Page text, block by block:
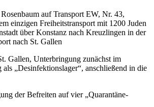
auf Transport EW, Nr. 43,
einzigen Freiheitstransport mit 1200 Juden
über Konstanz nach Kreuzlingen in der
nach St. Gallen
Gallen, Unterbringung zunächst im
„Desinfektionslager“, anschließend in die
der Befreiten auf vier „Quarantäne-